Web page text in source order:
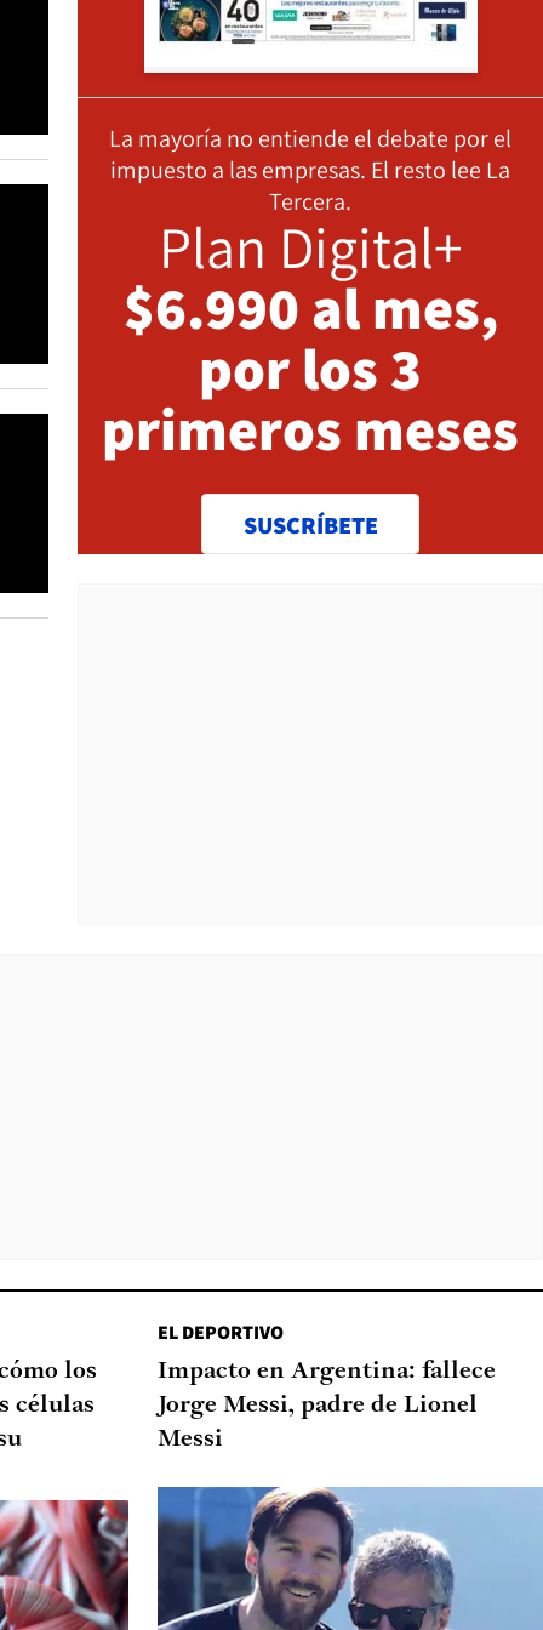
La mayoría no entiende el debate por el
impuesto a las empresas. El resto lee La
Tercera.
Plan Digital+
$6.990 al mes,
por los 3
primeros meses
SUSCRÍBETE
los
células
EL DEPORTIVO
Impacto en Argentina: fallece
Jorge Messi, padre de Lionel
Messi